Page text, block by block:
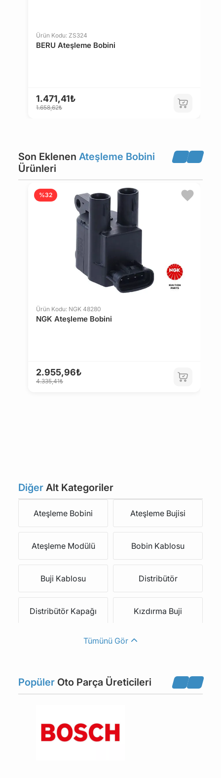
PEUGEOT
SAAB SEAT
SKODA
SUZUKI
TOYOTA
VOLKSWAGEN
CHEVROLET
KIA
ROLLS-ROYCE
FORD USA PROTON
LOTUS MORGAN
ALPINE MOSKVICH
BENTLEY LEXUS
ASTON MARTIN JEEP
JENSEN
Ürün Kodu: ZS324
BERU Ateşleme Bobini
1.471,41₺
1.658,62₺
Son Eklenen Ateşleme Bobini
Ürünleri
Ürün Kodu: NGK 48280
NGK Ateşleme Bobini
2.955,96₺
4.335,41₺
%32
Diğer Alt Kategoriler
Ateşleme Bobini Ateşleme Bujisi
Ateşleme Modülü Bobin Kablosu
Buji Kablosu Distribütör
Distribütör Kapağı Kızdırma Buji
Kızdırma Buji Rolesi Tevzi Makarası
Tümünü Gör
Popüler Oto Parça Üreticileri